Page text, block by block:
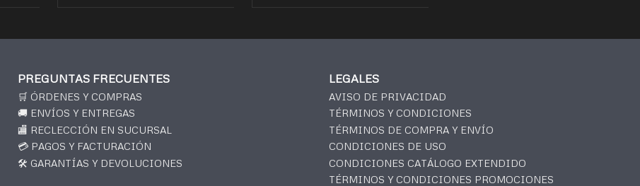
PREGUNTAS FRECUENTES
🛒 ÓRDENES Y COMPRAS
🚚 ENVÍOS Y ENTREGAS
🏬 RECLECCIÓN EN SUCURSAL
💳 PAGOS Y FACTURACIÓN
🛠️ GARANTÍAS Y DEVOLUCIONES
LEGALES
AVISO DE PRIVACIDAD
TÉRMINOS Y CONDICIONES
TÉRMINOS DE COMPRA Y ENVÍO
CONDICIONES DE USO
CONDICIONES CATÁLOGO EXTENDIDO
TÉRMINOS Y CONDICIONES PROMOCIONES